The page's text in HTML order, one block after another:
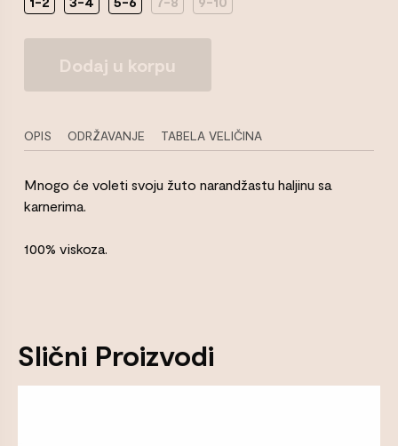
Količina
Dodaj u korpu
OPIS ODRŽAVANJE TABELA VELIČINA
Mnogo će voleti svoju žuto narandžastu haljinu sa
karnerima.
100% viskoza.
Slični Proizvodi